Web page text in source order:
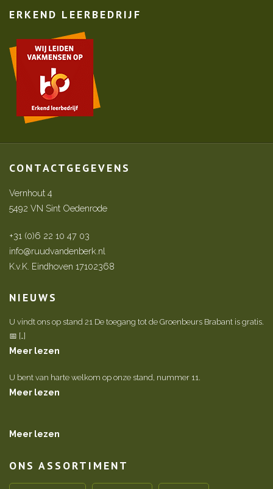
ERKEND LEERBEDRIJF
CONTACTGEGEVENS
Vernhout 4
5492 VN Sint Oedenrode
+31 (0)6 22 10 47 03
info@ruudvandenberk.nl
K.v.K. Eindhoven 17102368
NIEUWS
U vindt ons op stand 21 De toegang tot de Groenbeurs Brabant is gratis.
📅 […]
Meer lezen
U bent van harte welkom op onze stand, nummer 11.
Meer lezen
Meer lezen
ONS ASSORTIMENT